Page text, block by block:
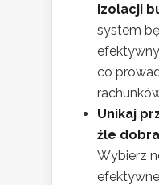
izolacji
system
co
Unikaj
źle
Wybierz